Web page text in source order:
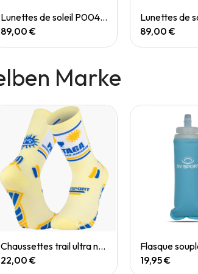
Quick View
Lunettes de soleil P004 Small
89,00 €
Quick
89,00 €
Marke
Quick View
Chaussettes trail ultra nutrisocks PASTAGA collector
22,00 €
Quick
Flasque
19,95 €